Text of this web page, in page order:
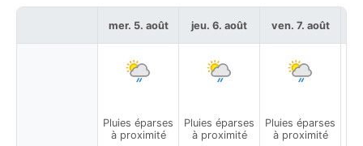
mer. 5. août
Pluies éparses
à proximité
jeu. 6. août
Pluies éparses
à proximité
ven. 7. août
Pluies éparses
à proximité